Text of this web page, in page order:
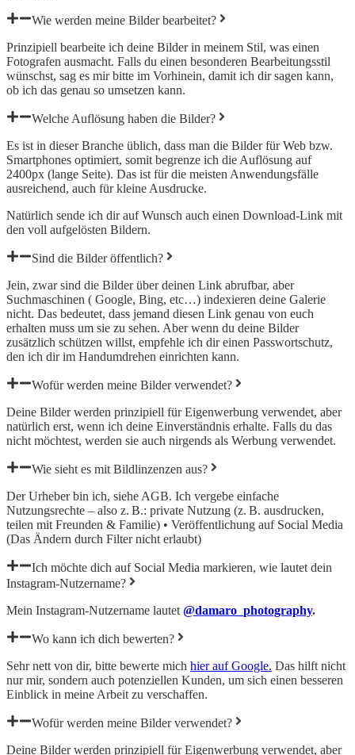
Wie werden meine Bilder bearbeitet?
Prinzipiell bearbeite ich deine Bilder in meinem Stil, was einen
Fotografen ausmacht. Falls du einen besonderen Bearbeitungsstil
wünschst, sag es mir bitte im Vorhinein, damit ich dir sagen kann,
ob ich das genau so umsetzen kann.
Welche Auflösung haben die Bilder?
Es ist in dieser Branche üblich, dass man die Bilder für Web bzw.
Smartphones optimiert, somit begrenze ich die Auflösung auf
2400px (lange Seite). Das ist für die meisten Anwendungsfälle
ausreichend, auch für kleine Ausdrucke.
Natürlich sende ich dir auf Wunsch auch einen Download-Link mit
den voll aufgelösten Bildern.
Sind die Bilder öffentlich?
Jein, zwar sind die Bilder über deinen Link abrufbar, aber
Suchmaschinen ( Google, Bing, etc…) indexieren deine Galerie
nicht. Das bedeutet, dass jemand diesen Link genau von euch
erhalten muss um sie zu sehen. Aber wenn du deine Bilder
zusätzlich schützen willst, empfehle ich dir einen Passwortschutz,
den ich dir im Handumdrehen einrichten kann.
Wofür werden meine Bilder verwendet?
Deine Bilder werden prinzipiell für Eigenwerbung verwendet, aber
natürlich erst, wenn ich deine Einverständnis erhalte. Falls du das
nicht möchtest, werden sie auch nirgends als Werbung verwendet.
Wie sieht es mit Bildlinzenzen aus?
Der Urheber bin ich, siehe AGB. Ich vergebe einfache
Nutzungsrechte – also z. B.: private Nutzung (z. B. ausdrucken,
teilen mit Freunden & Familie) • Veröffentlichung auf Social Media
(Das Ändern durch Filter nicht erlaubt)
Ich möchte dich auf Social Media markieren, wie lautet dein
Instagram-Nutzername?
Mein Instagram-Nutzername lautet @damaro_photography.
Wo kann ich dich bewerten?
Sehr nett von dir, bitte bewerte mich hier auf Google. Das hilft nicht
nur mir, sondern auch potenziellen Kunden, um sich einen besseren
Einblick in meine Arbeit zu verschaffen.
Wofür werden meine Bilder verwendet?
Deine Bilder werden prinzipiell für Eigenwerbung verwendet, aber